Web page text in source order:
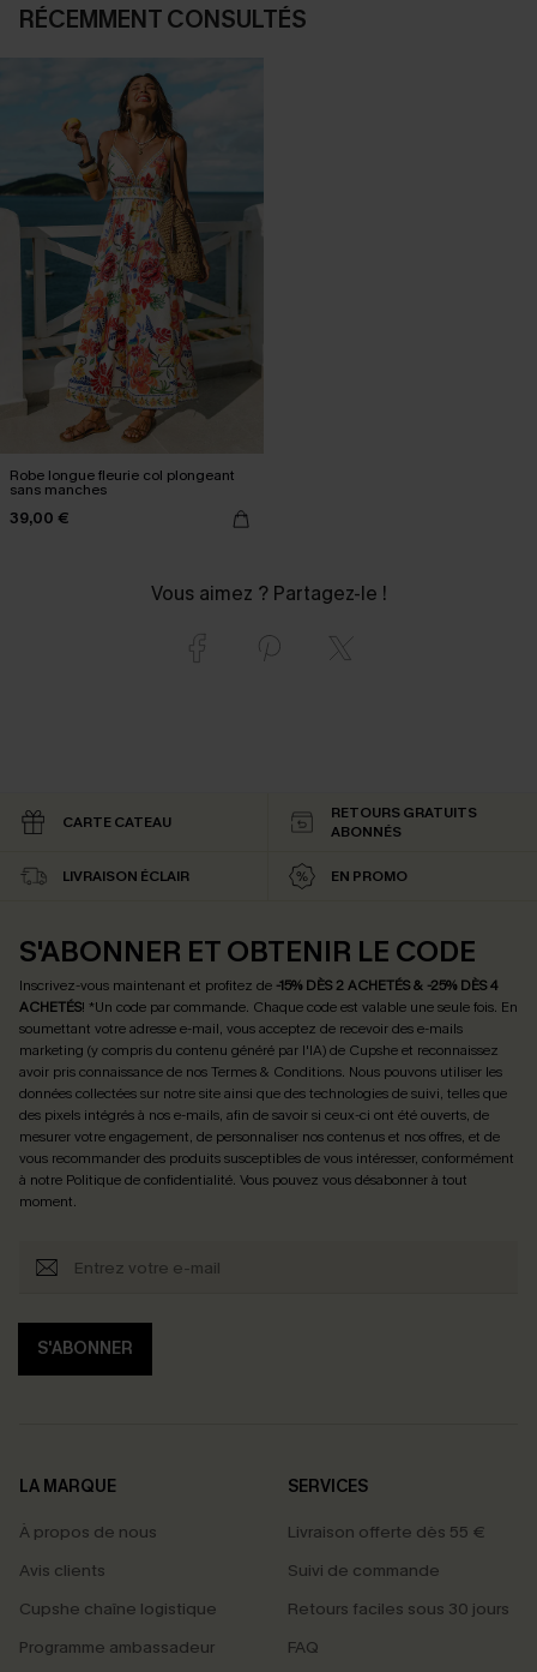
RÉCEMMENT CONSULTÉS
Robe longue fleurie col plongeant
sans manches
39,00 €
Vous aimez ? Partagez-le !
CARTE CATEAU
RETOURS GRATUITS
ABONNÉS
LIVRAISON ÉCLAIR EN PROMO
S'ABONNER ET OBTENIR LE CODE
Inscrivez-vous maintenant et profitez de -15% DÈS 2 ACHETÉS & -25% DÈS 4
ACHETÉS! *Un code par commande. Chaque code est valable une seule fois. En
soumettant votre adresse e-mail, vous acceptez de recevoir des e-mails
marketing (y compris du contenu généré par l'IA) de Cupshe et reconnaissez
avoir pris connaissance de nosTermes & Conditions. Nous pouvons utiliser les
données collectées sur notre site ainsi que des technologies de suivi, telles que
des pixels intégrés à nos e-mails, afin de savoir si ceux-ci ont été ouverts, de
mesurer votre engagement, de personnaliser nos contenus et nos offres, et de
vous recommander des produits susceptibles de vous intéresser, conformément
à notre Politique de confidentialité. Vous pouvez vous désabonner à tout
moment.
S'ABONNER
LA MARQUE
À propos de nous
Avis clients
Cupshe chaîne logistique
Programme ambassadeur
SERVICES
Livraison offerte dès 55 €
Suivi de commande
Retours faciles sous 30 jours
FAQ